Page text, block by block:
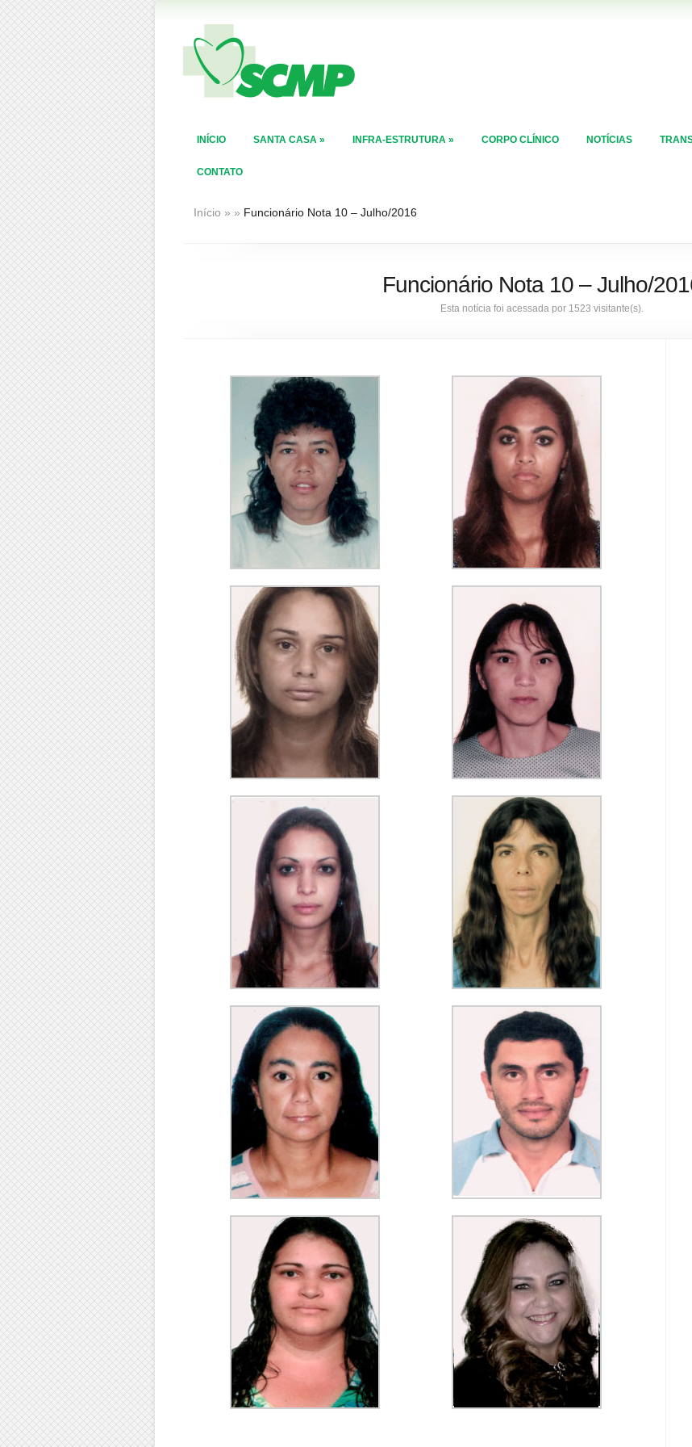
INÍCIO SANTA CASA » INFRA-ESTRUTURA » CORPO CLÍNICO NOTÍCIAS
CONTATO
Início » » Funcionário Nota 10 – Julho/2016
Funcionário Nota 10 – Julho/
Esta notícia foi acessada por 1523 visitante(s).